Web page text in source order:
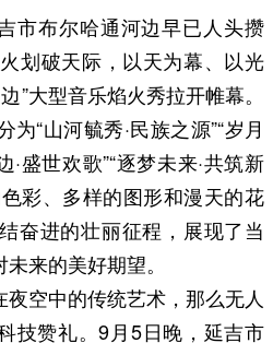
市布尔哈通河边早已人头攒
划破天际，以天为幕、以光
”大型音乐焰火秀拉开帷幕。
“山河毓秀·民族之源”“岁月
·盛世欢歌”“逐梦未来·共筑新
彩、多样的图形和漫天的花
奋进的壮丽征程，展现了当
来的美好期望。
空中的传统艺术，那么无人
技赞礼。9月5日晚，延吉市